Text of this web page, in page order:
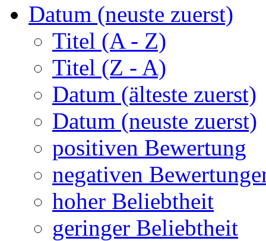
Datum (neuste zuerst)
Titel (A - Z)
Titel (Z - A)
Datum (älteste zuerst)
Datum (neuste zuerst)
positiven Bewertung
negativen
hoher Beliebtheit
geringer Beliebtheit